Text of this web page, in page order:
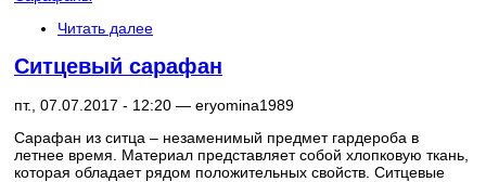
Читать далее
Ситцевый сарафан
пт., 07.07.2017 - 12:20 — eryomina1989
Сарафан из ситца – незаменимый предмет гардероба в
летнее время. Материал представляет собой хлопковую ткань,
которая обладает рядом положительных свойств. Ситцевые